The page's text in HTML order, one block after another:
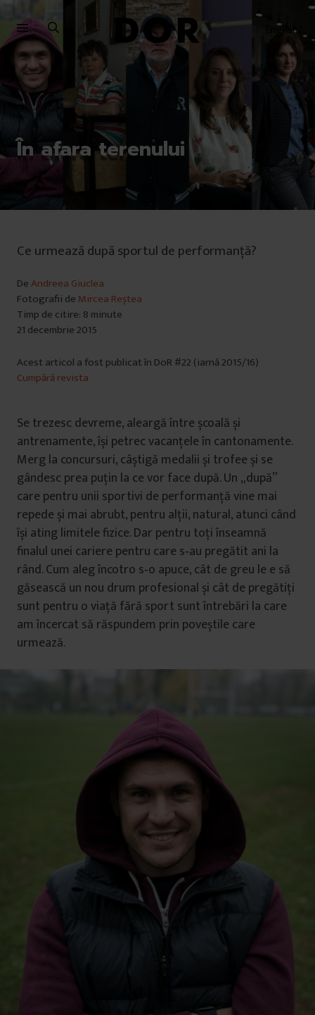
Sari
meniu
Sari
conținut
English
În afara terenului
Ce urmează după sportul de performanţă?
DeAndreea Giuclea
Fotografii de Mircea Reștea
Timp de citire: 8 minute
21 decembrie 2015
Acest articol a fost publicat în DoR #22 (iarnă 2015/16)
Cumpără revista
Se trezesc devreme, aleargă între școală și
antrenamente, își petrec vacanţele în cantonamente.
Merg la concursuri, câștigă medalii și trofee și se
gândesc prea puţin la ce vor face după. Un „după”
care pentru unii sportivi de performanţă vine mai
repede și mai abrubt, pentru alţii, natural, atunci când
își ating limitele fizice. Dar pentru toţi înseamnă
finalul unei cariere pentru care s‑au pregătit ani la
rând. Cum aleg încotro s‑o apuce, cât de greu le e să
găsească un nou drum profesional și cât de pregătiţi
sunt pentru o viaţă fără sport sunt întrebări la care
am încercat să răspundem prin poveștile care
urmează.